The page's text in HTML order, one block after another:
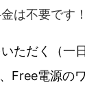
は不要です！
ただく（一
Free電源の